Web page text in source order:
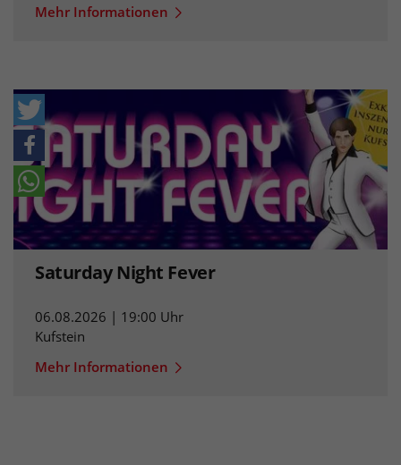
Mehr Informationen
Saturday Night Fever
06.08.2026 | 19:00 Uhr
Kufstein
Mehr Informationen